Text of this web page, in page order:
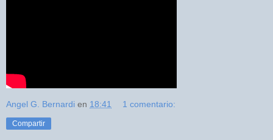
Angel G. Bernardi en 18:41 1 comentario:
Compartir